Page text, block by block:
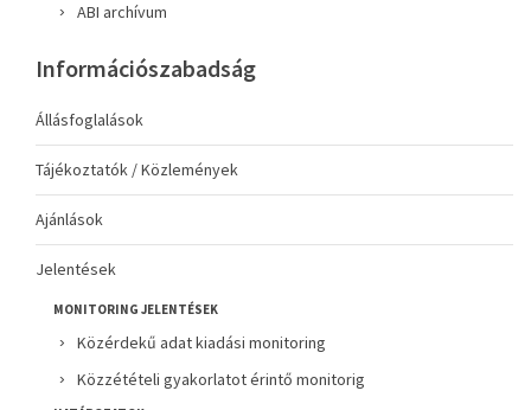
ABI archívum
Információszabadság
Állásfoglalások
Tájékoztatók / Közlemények
Ajánlások
Jelentések
MONITORING JELENTÉSEK
Közérdekű adat kiadási monitoring
Közzétételi gyakorlatot érintő monitorig